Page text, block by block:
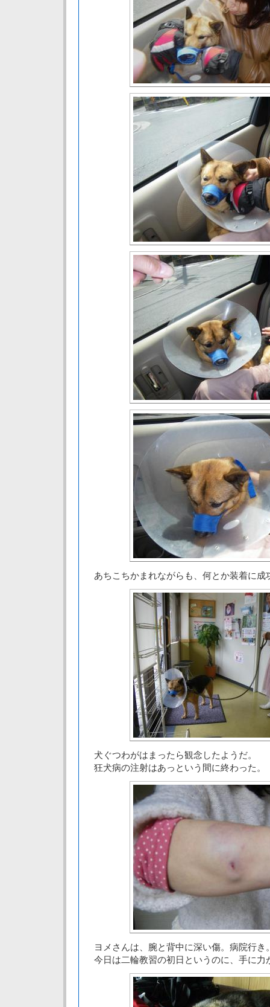
あちこちかまれながらも、何とか装着に成
犬ぐつわがはまったら観念したようだ。
狂犬病の注射はあっという間に終わった。
ヨメさんは、腕と背中に深い傷。病院行き
今日は二輪教習の初日というのに、手に力